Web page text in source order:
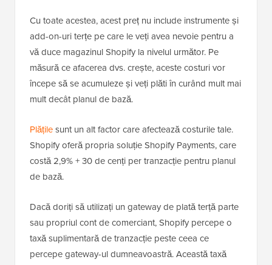
Cu toate acestea, acest preț nu include instrumente și
add-on-uri terțe pe care le veți avea nevoie pentru a
vă duce magazinul Shopify la nivelul următor. Pe
măsură ce afacerea dvs. crește, aceste costuri vor
începe să se acumuleze și veți plăti în curând mult mai
mult decât planul de bază.
Plățilesunt un alt factor care afectează costurile tale.
Shopify oferă propria soluție Shopify Payments, care
costă 2,9% + 30 de cenți per tranzacție pentru planul
de bază.
Dacă doriți să utilizați un gateway de plată terță parte
sau propriul cont de comerciant, Shopify percepe o
taxă suplimentară de tranzacție peste ceea ce
percepe gateway-ul dumneavoastră. Această taxă